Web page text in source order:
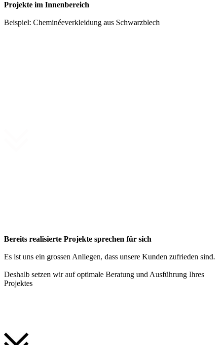
Projekte im Innenbereich
Beispiel: Cheminéeverkleidung aus Schwarzblech
Bereits realisierte Projekte sprechen für sich
Es ist uns ein grossen Anliegen, dass unsere Kunden zufrieden sind.
Deshalb setzen wir auf optimale Beratung und Ausführung Ihres
Projektes